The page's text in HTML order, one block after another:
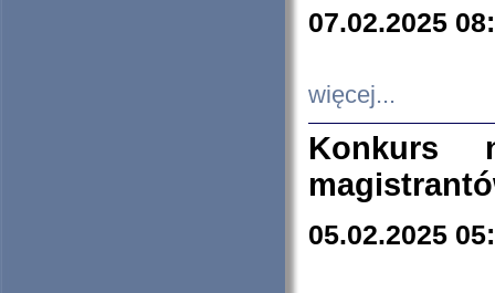
07.02.2025
więcej...
Konkurs
05.02.2025